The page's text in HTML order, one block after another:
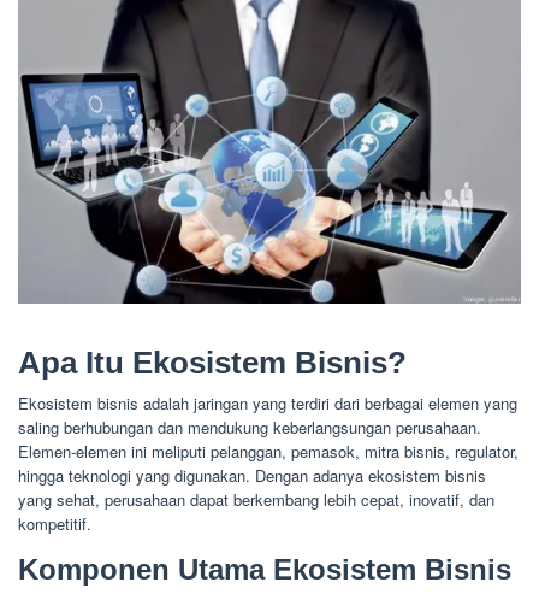
Apa Itu Ekosistem Bisnis?
Ekosistem bisnis adalah jaringan yang terdiri dari berbagai elemen yang
saling berhubungan dan mendukung keberlangsungan perusahaan.
Elemen-elemen ini meliputi pelanggan, pemasok, mitra bisnis, regulator,
hingga teknologi yang digunakan. Dengan adanya ekosistem bisnis
yang sehat, perusahaan dapat berkembang lebih cepat, inovatif, dan
kompetitif.
Komponen Utama Ekosistem Bisnis